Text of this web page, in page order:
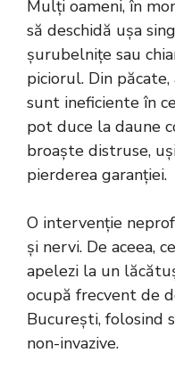
Mulți oameni, în
să deschidă ușa
șurubelnițe sau
piciorul. Din
sunt ineficiente în
pot duce la daune
broaște distruse,
pierderea garanției.
O intervenție
și nervi. De aceea,
apelezi la un
ocupă frecvent de
București, folosind
non-invazive.